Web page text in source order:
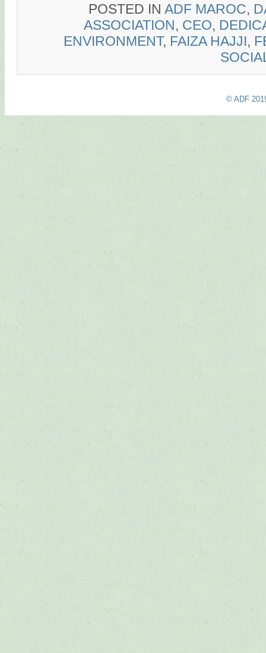
POSTED IN ADF MAROC,
ASSOCIATION, CEO,
ENVIRONMENT, FAIZA HAJJI,
© ADF